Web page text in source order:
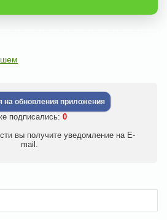
на обновления приложения
подписались: 0
вы получите уведомление на E-
mail.